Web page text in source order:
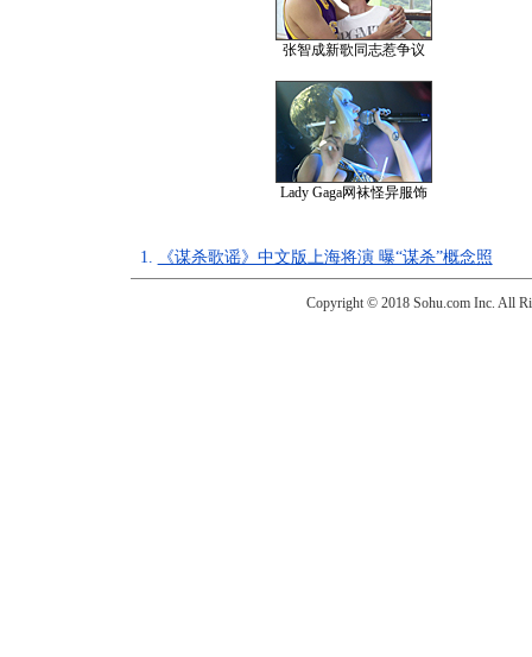
张智成新歌同志惹争议
Lady Gaga网袜怪异服饰
1. 《谋杀歌谣》中文版上海将演 曝“谋杀”概念照
Copyright © 2018 Sohu.com Inc. All